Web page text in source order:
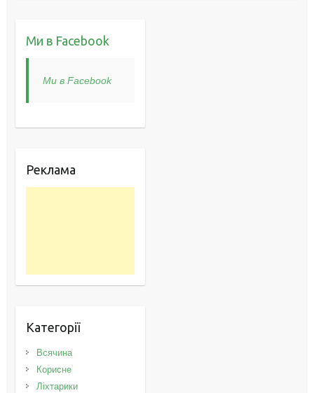
Ми в Facebook
Ми в Facebook
Реклама
Категорії
Всячина
Корисне
Ліхтарики